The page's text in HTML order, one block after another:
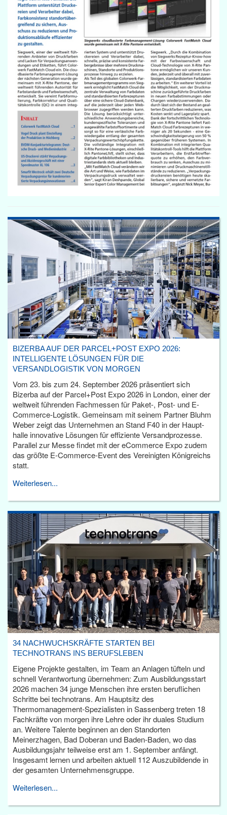
BIZERBA AUF DER PARCEL+POST EXPO 2026:
INTELLIGENTE LÖSUNGEN FÜR DIE
VERSANDLOGISTIK VON MORGEN
Vom 23. bis zum 24. September 2026 präsentiert sich
Bizerba auf der Parcel+Post Expo 2026 in London, einer der
weltweit führenden Fachmessen für Paket-, Post- und E-
Commerce-Logistik. Gemeinsam mit seinem Partner Bluhm
Weber zeigt das Unternehmen an Stand F40 in der Haupt­
halle innovative Lösungen für effiziente Versandprozesse.
Parallel zur Messe findet mit der eCommerce Expo zudem
das größte E-Commerce-Event des Vereinigten Königreichs
statt.
Weiterlesen...
34 NACHWUCHSKRÄFTE STARTEN BEI
TECHNOTRANS INS BERUFSLEBEN
Eigene Projekte gestalten, im Team an Anlagen tüfteln und
schnell Verantwortung übernehmen: Zum Ausbildungsstart
2026 machen 34 junge Menschen ihre ersten beruflichen
Schritte bei technotrans. Am Hauptsitz des
Thermomanagement-Spezialisten in Sassenberg treten 18
Fachkräfte von morgen ihre Lehre oder ihr duales Studium
an. Weitere Talente beginnen an den Standorten
Meinerzhagen, Bad Doberan und Baden-Baden, wo das
Ausbildungsjahr teilweise erst am 1. September anfängt.
Insgesamt lernen und arbeiten aktuell 112 Auszubildende in
der gesamten Unternehmensgruppe.
Weiterlesen...